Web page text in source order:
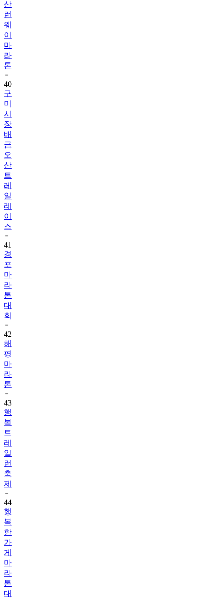
산
런
웨
이
마
라
톤
40
구
미
시
장
배
금
오
산
트
레
일
레
이
스
41
경
포
마
라
톤
대
회
42
해
평
마
라
톤
43
행
복
트
레
일
런
축
제
44
행
복
한
가
게
마
라
톤
대